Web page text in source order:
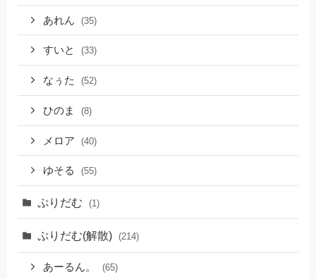
あれん (35)
すいと (33)
なぅた (52)
ひのま (8)
メロア (40)
ゆそる (55)
ぷりだむ (1)
ぷりだむ(解散) (214)
あーるん。 (65)